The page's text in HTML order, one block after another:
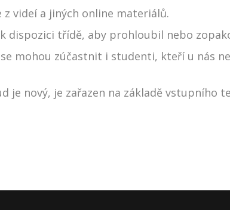
z videí a jiných online materiálů.
dispozici třídě, aby prohloubil nebo
mohou zúčastnit i studenti, kteří u nás
je nový, je zařazen na základě vstupního